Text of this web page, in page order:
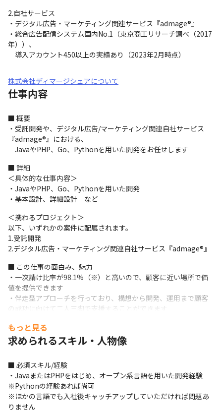
2.自社サービス
・デジタル広告・マーケティング関連サービス『admage®』
・総合広告配信システム国内No.1（東京商工リサーチ調べ（2017
年））、
導入アカウント450以上の実績あり（2023年2月時点）
株式会社ディマージシェアについて
仕事内容
■ 概要
・受託開発や、デジタル広告/マーケティング関連自社サービス
『admage®』における、
JavaやPHP、Go、Pythonを用いた開発をお任せします
■ 詳細
＜具体的な仕事内容＞
・JavaやPHP、Go、Pythonを用いた開発
・基本設計、詳細設計　など
＜携わるプロジェクト＞
以下、いずれかの案件に配属されます。
1.受託開発
2.デジタル広告・マーケティング関連自社サービス『admage®』
■ この仕事の面白み、魅力
・一次請け比率が98.1%（※）と高いので、顧客に近い場所で価
値を提供できます
・伴走型アプローチを行っており、構想から開発、運用まで顧客
の成功に向けて二人三脚で支援することができます
対応できます
・継続取引割合は82%（※）と高いので、顧客から多くの信頼を
※いずれも2023年3月時点、当社調べ
もっと見る
求められるスキル・人物像
■ 必須スキル/経験
・JavaまたはPHPをはじめ、オープン系言語を用いた開発経験
※Pythonの経験あれば尚可
※ほかの言語でも入社後キャッチアップしていただければ問題あ
りません